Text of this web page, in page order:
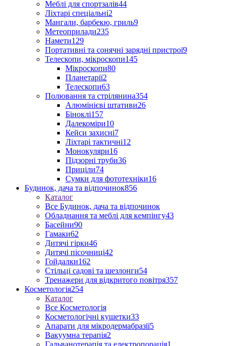
Меблі для спортзалів44
Ліхтарі спеціальні2
Мангали, барбекю, гриль9
Метеоприлади235
Намети129
Портативні та сонячні зарядні пристрої9
Телескопи, мікроскопи145
Мікроскопи80
Планетарії2
Телескопи63
Полювання та стрілянина354
Алюмінієві штативи26
Біноклі157
Далекоміри10
Кейси захисні7
Ліхтарі тактичні12
Монокуляри16
Підзорні труби36
Приціли74
Сумки для фототехніки16
Будинок, дача та відпочинок856
Каталог
Все Будинок, дача та відпочинок
Обладнання та меблі для кемпінгу43
Басейни90
Гамаки62
Дитячі гірки46
Дитячі пісочниці42
Гойдалки162
Стільці садові та шезлонги54
Тренажери для відкритого повітря357
Косметологія254
Каталог
Все Косметологія
Косметологічні кушетки33
Апарати для мікродермабразії5
Вакуумна терапія2
Гальванотерапія та електропорація1